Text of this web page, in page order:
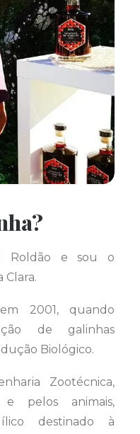
Roldão e sou o
Clara.
2001, quando
de galinhas
Biológico.
Zootécnica,
pelos animais,
destinado à